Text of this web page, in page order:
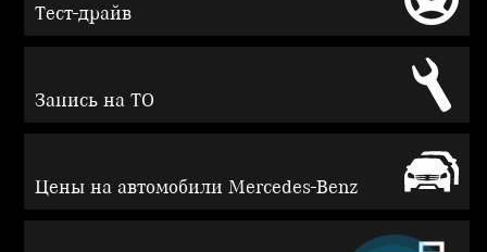
Тест-драйв
Запись на ТО
Цены на автомобили Mercedes-Benz